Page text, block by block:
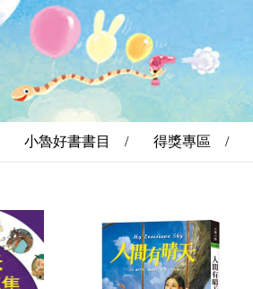
小魯好書書目 / 得獎專區 /